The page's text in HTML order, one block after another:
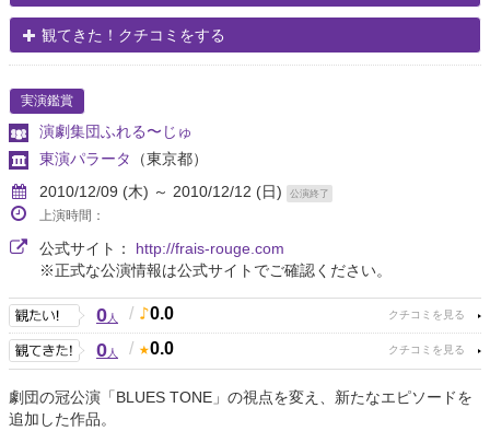
観てきた！クチコミをする
実演鑑賞
演劇集団ふれる〜じゅ
東演パラータ
（東京都）
2010/12/09 (木) ～ 2010/12/12 (日)
公演終了
上演時間：
公式サイト： http://frais-rouge.com
※正式な公演情報は公式サイトでご確認ください。
0人 / 0.0
0人 / 0.0
劇団の冠公演「BLUES TONE」の視点を変え、新たなエピソードを
追加した作品。